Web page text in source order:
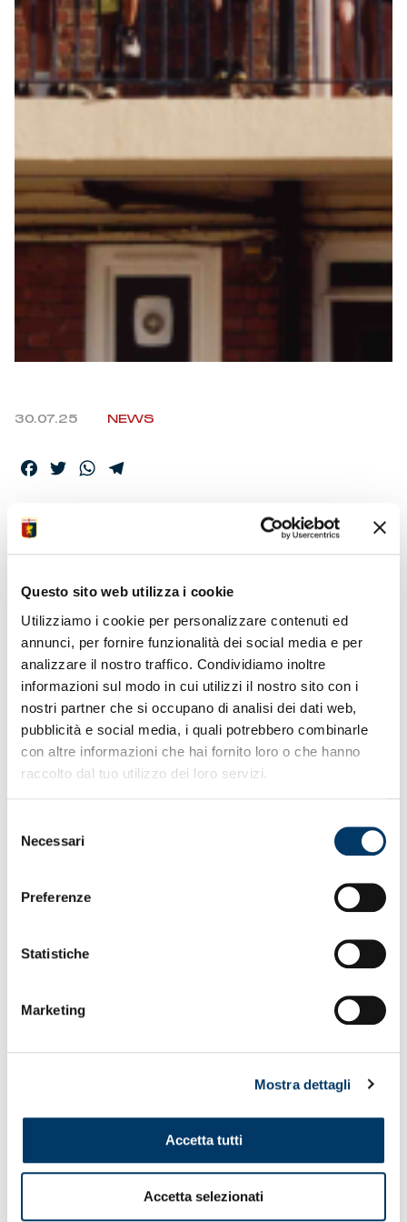
Questo sito web utilizza i cookie
Utilizziamo i cookie per personalizzare contenuti ed
annunci, per fornire funzionalità dei social media e per
analizzare il nostro traffico. Condividiamo inoltre
informazioni sul modo in cui utilizzi il nostro sito con i
nostri partner che si occupano di analisi dei dati web,
pubblicità e social media, i quali potrebbero combinarle
con altre informazioni che hai fornito loro o che hanno
raccolto dal tuo utilizzo dei loro servizi.
delNecessari
Preferenze
Statistiche
Marketing
Mostra dettagli
Accetta tutti
Accetta selezionati
Summer Sale
Party
Outlet
Helan x Genoa
Isolani x Genoa
Gift Card Online Store
30.07.25 NEWS
Facebook
TwitterWhatsApp
GENOA LA MAGLIA
VIDEO
Kappa® e Genoa CFC svelano la maglia away 2025/26:
un tributo alla Croce di San Giorgio e alle radici inglesi
del club
Acquista sull’e-commerce